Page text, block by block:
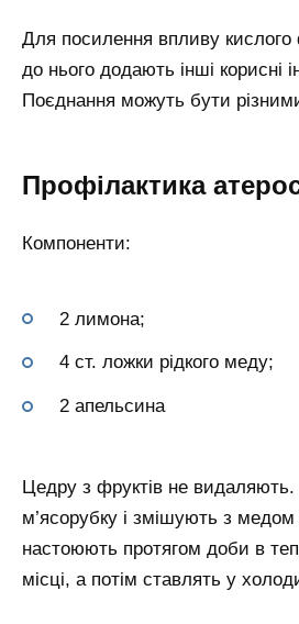
Для посилення впливу кислого
до нього додають інші корисні
Поєднання можуть бути
Профілактика
Компоненти:
2 лимона;
4 ст. ложки рідкого меду;
2 апельсина
Цедру з фруктів не
м’ясорубку і змішують з
настоюють протягом доби в
місці, а потім ставлять у